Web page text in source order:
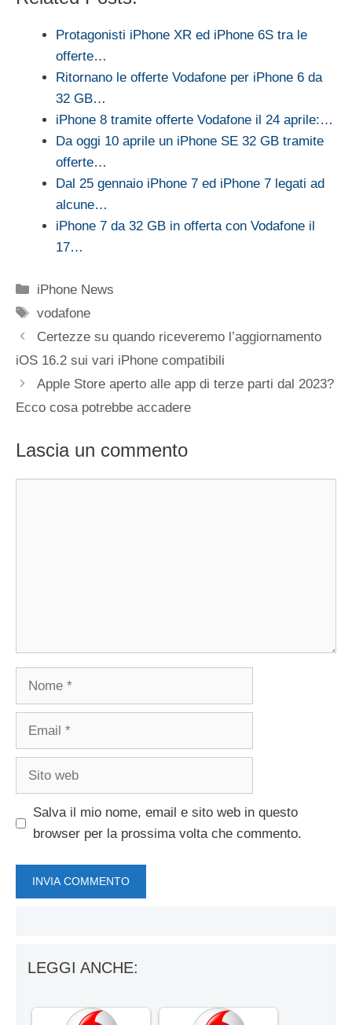
Protagonisti iPhone XR ed iPhone 6S tra le
offerte…
Ritornano le offerte Vodafone per iPhone 6 da
32 GB…
iPhone 8 tramite offerte Vodafone il 24 aprile:…
Da oggi 10 aprile un iPhone SE 32 GB tramite
offerte…
Dal 25 gennaio iPhone 7 ed iPhone 7 legati ad
alcune…
iPhone 7 da 32 GB in offerta con Vodafone il
17…
Categorie
iPhone News
Tag
vodafone
Certezze su quando riceveremo l’aggiornamento
iOS 16.2 sui vari iPhone compatibili
Apple Store aperto alle app di terze parti dal 2023?
Ecco cosa potrebbe accadere
Lascia un commento
Nome
Email
Sito
Salva il mio nome, email e sito web in questo
browser per la prossima volta che commento.
LEGGI ANCHE: